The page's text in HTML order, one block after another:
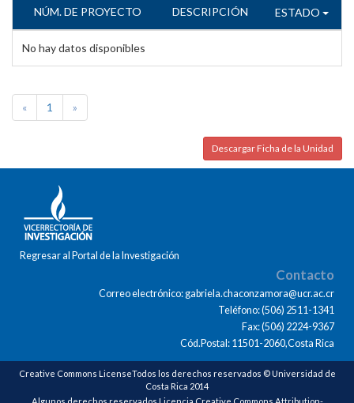
NÚM. DE PROYECTO DESCRIPCIÓN ESTADO
No hay datos disponibles
« 1 »
Descargar Ficha de la Unidad
Regresar al Portal de la Investigación
Contacto
Correo electrónico: gabriela.chaconzamora@ucr.ac.cr
Teléfono: (506) 2511-1341
Fax: (506) 2224-9367
Cód.Postal: 11501-2060,Costa Rica
Creative Commons LicenseTodos los derechos reservados © Universidad de
Costa Rica 2014